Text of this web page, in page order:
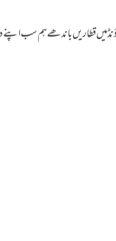
گراؤنڈ میں قطاریں باندھے